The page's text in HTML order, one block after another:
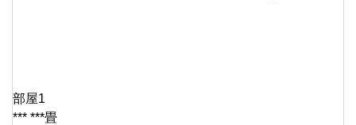
部屋1
*** ***畳